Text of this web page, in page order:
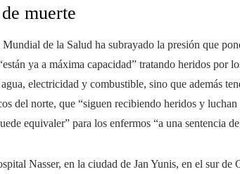
muerte
de la Salud ha subrayado la presión que
ya a máxima capacidad” tratando heridos por
electricidad y combustible, sino que además
del norte, que “siguen recibiendo heridos y
equivaler” para los enfermos “a una sentencia
Nasser, en la ciudad de Jan Yunis, en el sur